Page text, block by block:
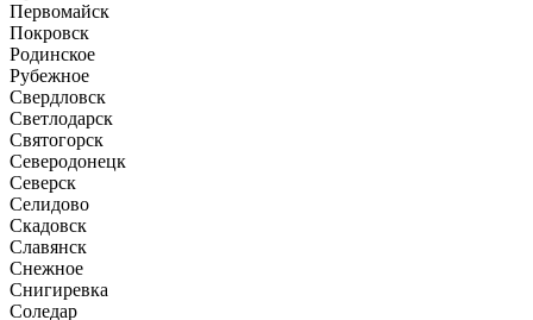
Первомайск
Покровск
Родинское
Рубежное
Свердловск
Светлодарск
Святогорск
Северодонецк
Северск
Селидово
Скадовск
Славянск
Снежное
Снигиревка
Соледар